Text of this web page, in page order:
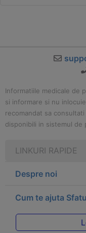
Informatiile medicale de
si informare si nu
recomandat sa
disponibili in sistemul de
LINKURI RAPIDE
Despre noi
Cum te ajuta